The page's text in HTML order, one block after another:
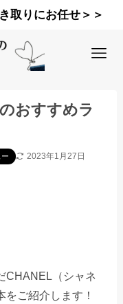
取りにお任せ＞＞
おすすめラ
2023年1月27日
CHANEL（シャネ
ご紹介します！